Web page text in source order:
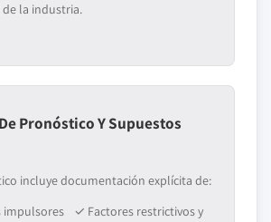
la industria.
Pronóstico Y Supuestos
incluye documentación explícita de:
impulsores
✓ Factores restrictivos y